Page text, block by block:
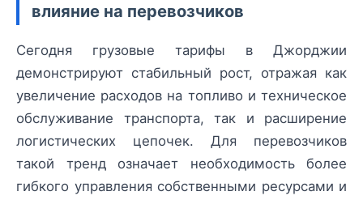
влияние на перевозчиков
Сегодня грузовые тарифы в Джорджии
демонстрируют стабильный рост, отражая как
увеличение расходов на топливо и техническое
обслуживание транспорта, так и расширение
логистических цепочек. Для перевозчиков
такой тренд означает необходимость более
гибкого управления собственными ресурсами и